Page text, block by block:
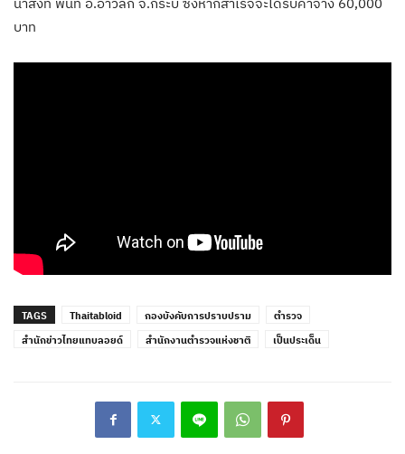
บาท
TAGS Thaitabloid กองบังคับการปราบปราม
ตำรวจ
สำนักข่าวไทยแทบลอยด์
สำนักงานตำรวจแห่งชาติ เป็นประเด็น